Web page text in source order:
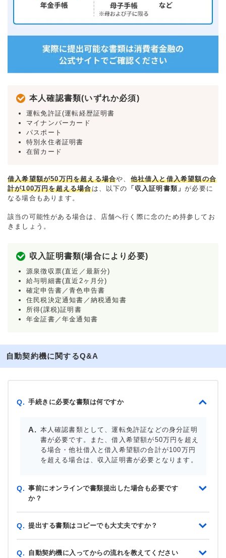
本人確認書類(いずれか必須)
運転免許証(運転経歴証明書
マイナンバーカード
パスポート
特別永住者証明書
在留カード
借入希望額が50万円を超える場合や、 他社借入と借入希望額の合
計が100万円を超える場合は、以下の 「収入証明書類」が必要に
なる場合もあります。
該当の可能性がある場合は、店舗へ行く際に念のため持参してお
きましょう。
収入証明書類(場合により必要)
源泉徴収票(直近／最新分)
給与明細書(直近2ヶ月分)
確定申告書／青色申告書
住民税決定通知書／納税通知書
所得(課税)証明書
年金証書／年金通知書
自動契約機に関するQ&A
Q. 手続きに必要な書類は何ですか
本人確認書類として、運転免許証などの身分証明
書が必要です。また、借入希望額が50万円を超え
る場合・他社借入と借入希望額の合計が100万円
を超える場合は、収入証明書が必要となります。
Q. 事前にオンラインで書類提出した場合も必要です
か？
Q. 提出する書類はコピーでも大丈夫ですか？
Q. 自動契約機に入ってからの流れを教えてください